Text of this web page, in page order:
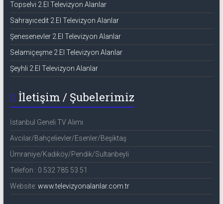
Topselvi 2.El Televizyon Alanlar
Sahrayıcedit 2.El Televizyon Alanlar
Şenesenevler 2.El Televizyon Alanlar
Selamiçeşme 2.El Televizyon Alanlar
Şeyhli 2.El Televizyon Alanlar
İletişim / Şubelerimiz
İstanbul Geneli TV Alımı
Avcılar/Bahçelievler/Esenler/Beşiktaş
Ümraniye/Kadıköy/Pendik/Sultanbeyli
Telefon : 0 532 785 53 51
Website: www.televizyonalanlar.com.tr